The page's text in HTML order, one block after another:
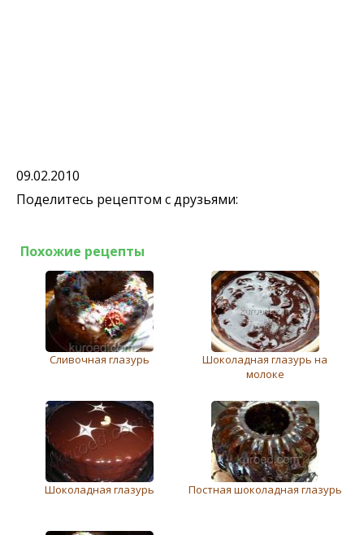
09.02.2010
Поделитесь рецептом с друзьями:
Похожие рецепты
Сливочная глазурь
Шоколадная глазурь на
молоке
Шоколадная глазурь Постная шоколадная глазурь